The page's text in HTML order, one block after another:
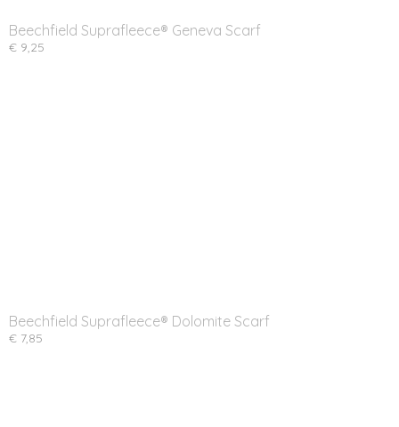
Beechfield Suprafleece® Geneva Scarf
€ 9,25
Beechfield Suprafleece® Dolomite Scarf
€ 7,85